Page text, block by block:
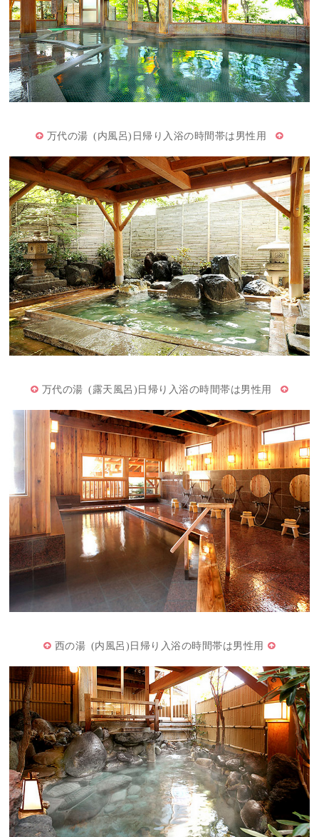
万代の湯 (内風呂)日帰り入浴の時間帯は男性用
万代の湯 (露天風呂)日帰り入浴の時間帯は男性用
西の湯 (内風呂)日帰り入浴の時間帯は男性用